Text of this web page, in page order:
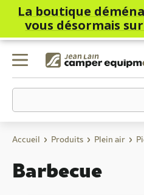
Skip
content
Accueil Produits Plein air
Barbecue
La boutique
vous désormais